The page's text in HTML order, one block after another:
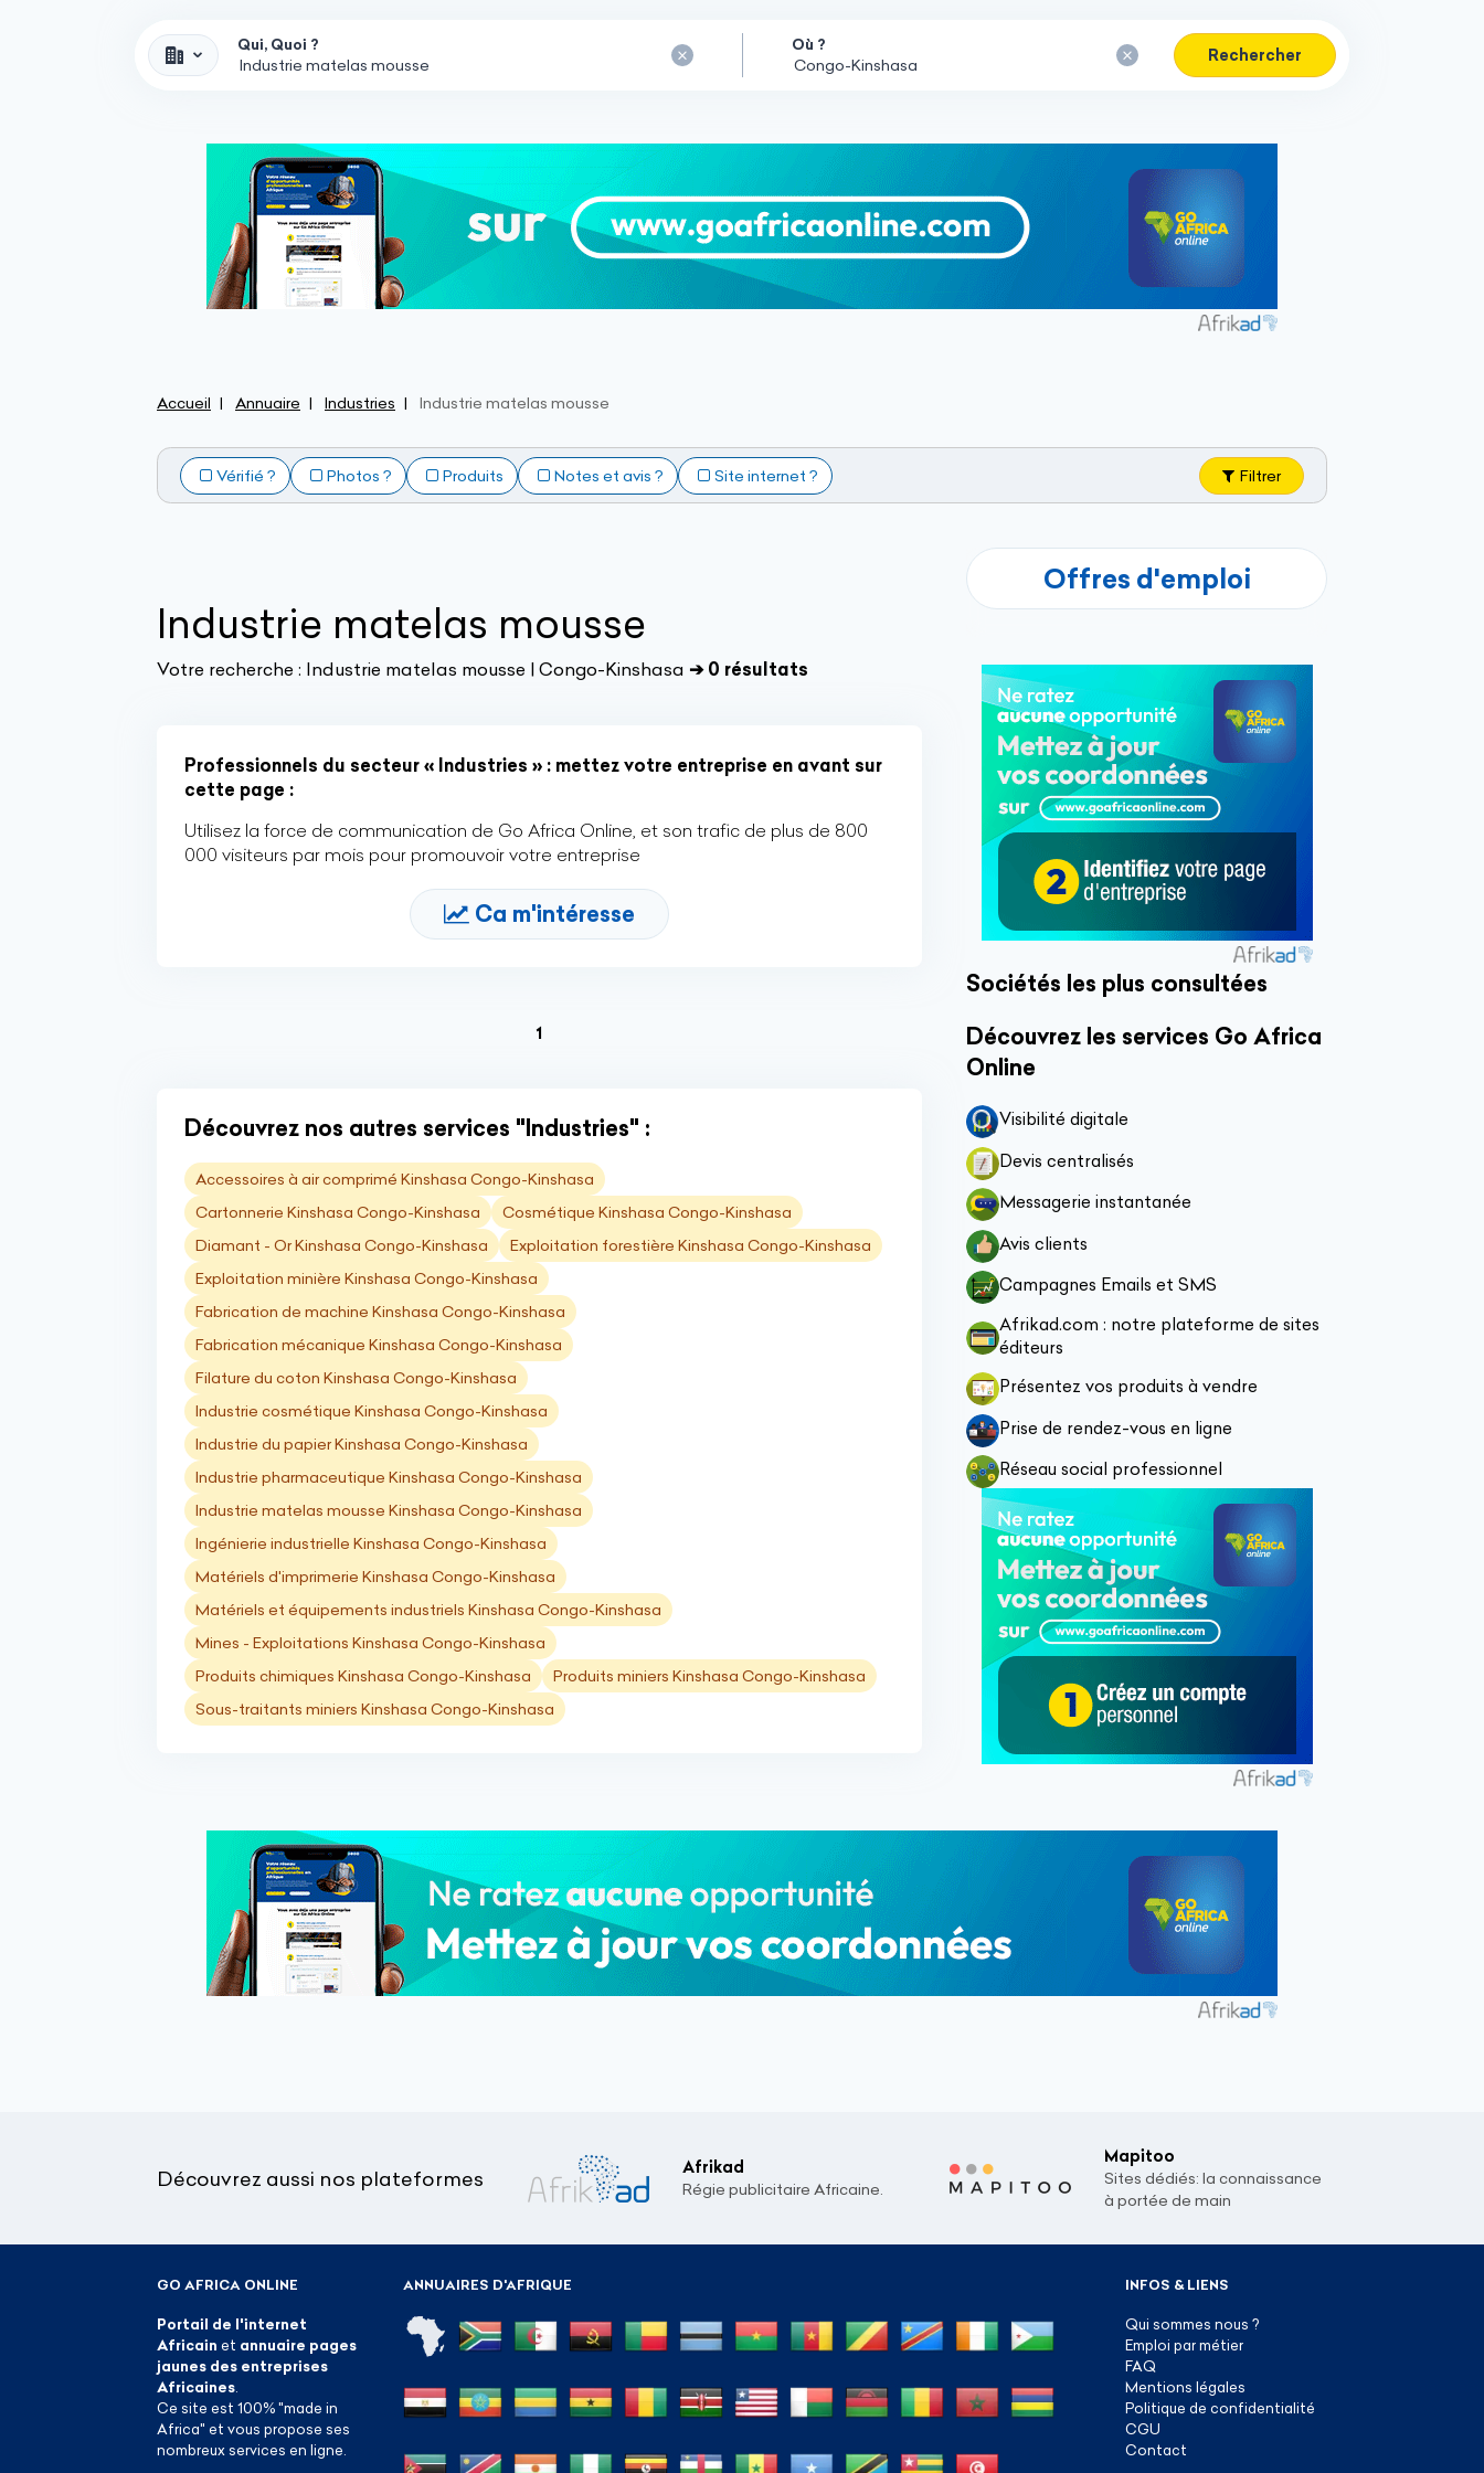
Qui, Quoi ? Où ?
Rechercher
Accueil Annuaire Industries Industrie matelas mousse
Vérifié ? Photos ? Produits Notes et avis ? Site internet ? Filtrer
Industrie matelas mousse
Votre recherche : Industrie matelas mousse | Congo-Kinshasa ➔ 0 résultats
Professionnels du secteur « Industries » : mettez votre entreprise en avant sur
cette page :
Utilisez la force de communication de Go Africa Online, et son trafic de plus de 800
000 visiteurs par mois pour promouvoir votre entreprise
Ca m'intéresse
1(current)
Découvrez nos autres services "Industries" :
Accessoires à air comprimé Kinshasa Congo-Kinshasa
Cartonnerie Kinshasa Congo-Kinshasa
Cosmétique Kinshasa Congo-Kinshasa
Diamant - Or Kinshasa Congo-Kinshasa
Exploitation forestière Kinshasa Congo-Kinshasa
Exploitation minière Kinshasa Congo-Kinshasa
Fabrication de machine Kinshasa Congo-Kinshasa
Fabrication mécanique Kinshasa Congo-Kinshasa
Filature du coton Kinshasa Congo-Kinshasa
Industrie cosmétique Kinshasa Congo-Kinshasa
Industrie du papier Kinshasa Congo-Kinshasa
Industrie pharmaceutique Kinshasa Congo-Kinshasa
Industrie matelas mousse Kinshasa Congo-Kinshasa
Ingénierie industrielle Kinshasa Congo-Kinshasa
Matériels d'imprimerie Kinshasa Congo-Kinshasa
Matériels et équipements industriels Kinshasa Congo-Kinshasa
Mines - Exploitations Kinshasa Congo-Kinshasa
Produits chimiques Kinshasa Congo-Kinshasa
Produits miniers Kinshasa Congo-Kinshasa
Sous-traitants miniers Kinshasa Congo-Kinshasa
Offres d'emploi
Sociétés les plus consultées
Découvrez les services Go Africa
Online
Visibilité digitale
Devis centralisés
Messagerie instantanée
Avis clients
Campagnes Emails et SMS
Afrikad.com : notre plateforme de sites
éditeurs
Présentez vos produits à vendre
Prise de rendez-vous en ligne
Réseau social professionnel
Découvrez aussi nos plateformes
Afrikad
Régie publicitaire Africaine.
Mapitoo
Sites dédiés: la connaissance
à portée de main
ANNUAIRES D'AFRIQUE
GO AFRICA ONLINE
Portail de l'internet
Africain et annuaire pages
jaunes des entreprises
Africaines
Ce site est 100% "made in
Africa" et vous propose ses
nombreux services en ligne.
INFOS & LIENS
Qui sommes nous ?
Emploi par métier
FAQ
Mentions légales
Politique de confidentialité
CGU
Contact